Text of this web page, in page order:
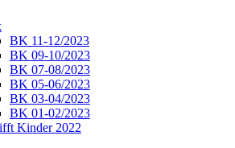
BK 11-12/2023
BK 09-10/2023
BK 07-08/2023
BK 05-06/2023
BK 03-04/2023
BK 01-02/2023
Kinder 2022